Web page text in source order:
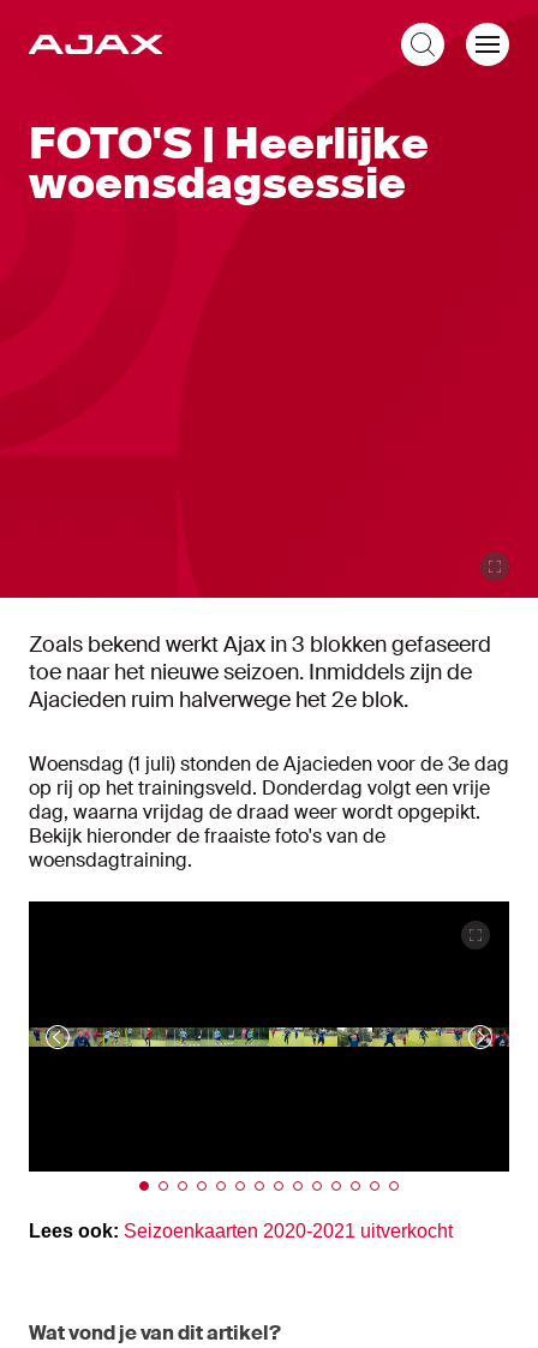
FOTO'S | Heerlijke
woensdagsessie
Zoals bekend werkt Ajax in 3 blokken gefaseerd
toe naar het nieuwe seizoen. Inmiddels zijn de
Ajacieden ruim halverwege het 2e blok.
Woensdag (1 juli) stonden de Ajacieden voor de 3e dag
op rij op het trainingsveld. Donderdag volgt een vrije
dag, waarna vrijdag de draad weer wordt opgepikt.
Bekijk hieronder de fraaiste foto's van de
woensdagtraining.
Lees ook: Seizoenkaarten 2020-2021 uitverkocht
Wat vond je van dit artikel?